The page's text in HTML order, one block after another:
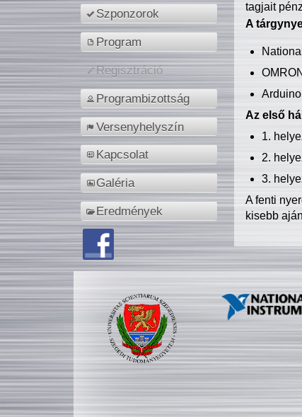
Szponzorok
Program
Regisztráció
Programbizottság
Versenyhelyszín
Kapcsolat
Galéria
Eredmények
tagjait
A
Az első
1.
2.
3.
A fenti
kisebb